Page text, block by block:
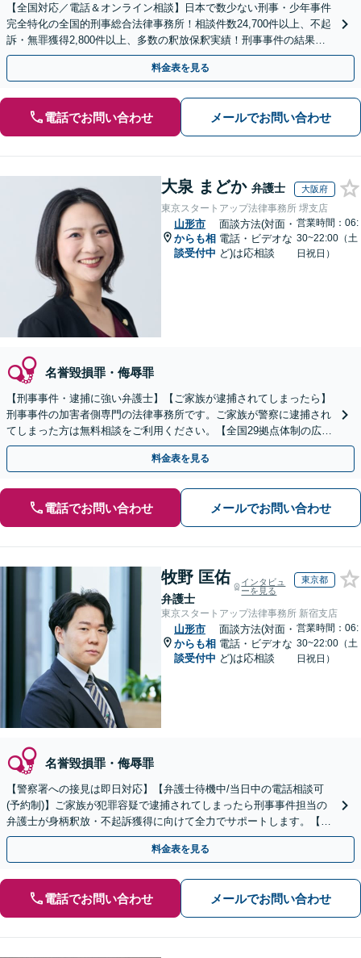
【全国対応／電話＆オンライン相談】日本で数少ない刑事・少年事件
完全特化の全国的刑事総合法律事務所！相談件数24,700件以上、不起
訴・無罪獲得2,800件以上、多数の釈放保釈実績！刑事事件の結果は
弁護士の腕次第で変わります【初回相談無料】
料金表を見る
電話でお問い合わせ メールでお問い合わせ
大泉 まどか 弁護士 大阪府
東京スタートアップ法律事務所 堺支店
山形市
からも相
談受付中
面談方法(対面・
電話・ビデオな
ど)は応相談
営業時間：06:
30~22:00（土
日祝日）
名誉毀損罪・侮辱罪
【刑事事件・逮捕に強い弁護士】【ご家族が逮捕されてしまったら】
刑事事件の加害者側専門の法律事務所です。ご家族が警察に逮捕され
てしまった方は無料相談をご利用ください。【全国29拠点体制の広域
対応】【弁護士待機中/当日中の電話相談可(予約制)】
料金表を見る
電話でお問い合わせ メールでお問い合わせ
牧野 匡佑
弁護士
インタビュ
ーを見る
東京都
東京スタートアップ法律事務所 新宿支店
山形市
からも相
談受付中
面談方法(対面・
電話・ビデオな
ど)は応相談
営業時間：06:
30~22:00（土
日祝日）
名誉毀損罪・侮辱罪
【警察署への接見は即日対応】【弁護士待機中/当日中の電話相談可
(予約制)】ご家族が犯罪容疑で逮捕されてしまったら刑事事件担当の
弁護士が身柄釈放・不起訴獲得に向けて全力でサポートします。【毎
月100名以上の相談実績】【全国対応】
料金表を見る
電話でお問い合わせ メールでお問い合わせ